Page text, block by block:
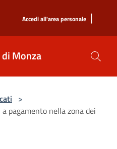
Accedi all'area personale |
Monza
>
pagamento nella zona dei